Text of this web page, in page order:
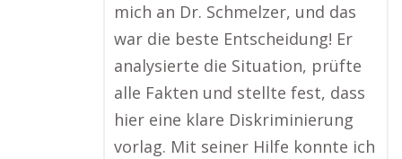
mich an Dr. Schmelzer, und das
war die beste Entscheidung! Er
analysierte die Situation, prüfte
alle Fakten und stellte fest, dass
hier eine klare Diskriminierung
vorlag. Mit seiner Hilfe konnte ich